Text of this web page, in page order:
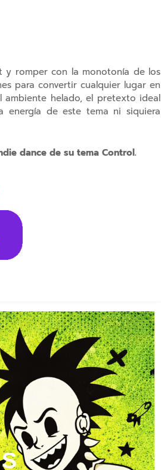
y romper con la monotonía de los
para convertir cualquier lugar en
ambiente helado, el pretexto ideal
energía de este tema ni siquiera
dance de su tema Control.